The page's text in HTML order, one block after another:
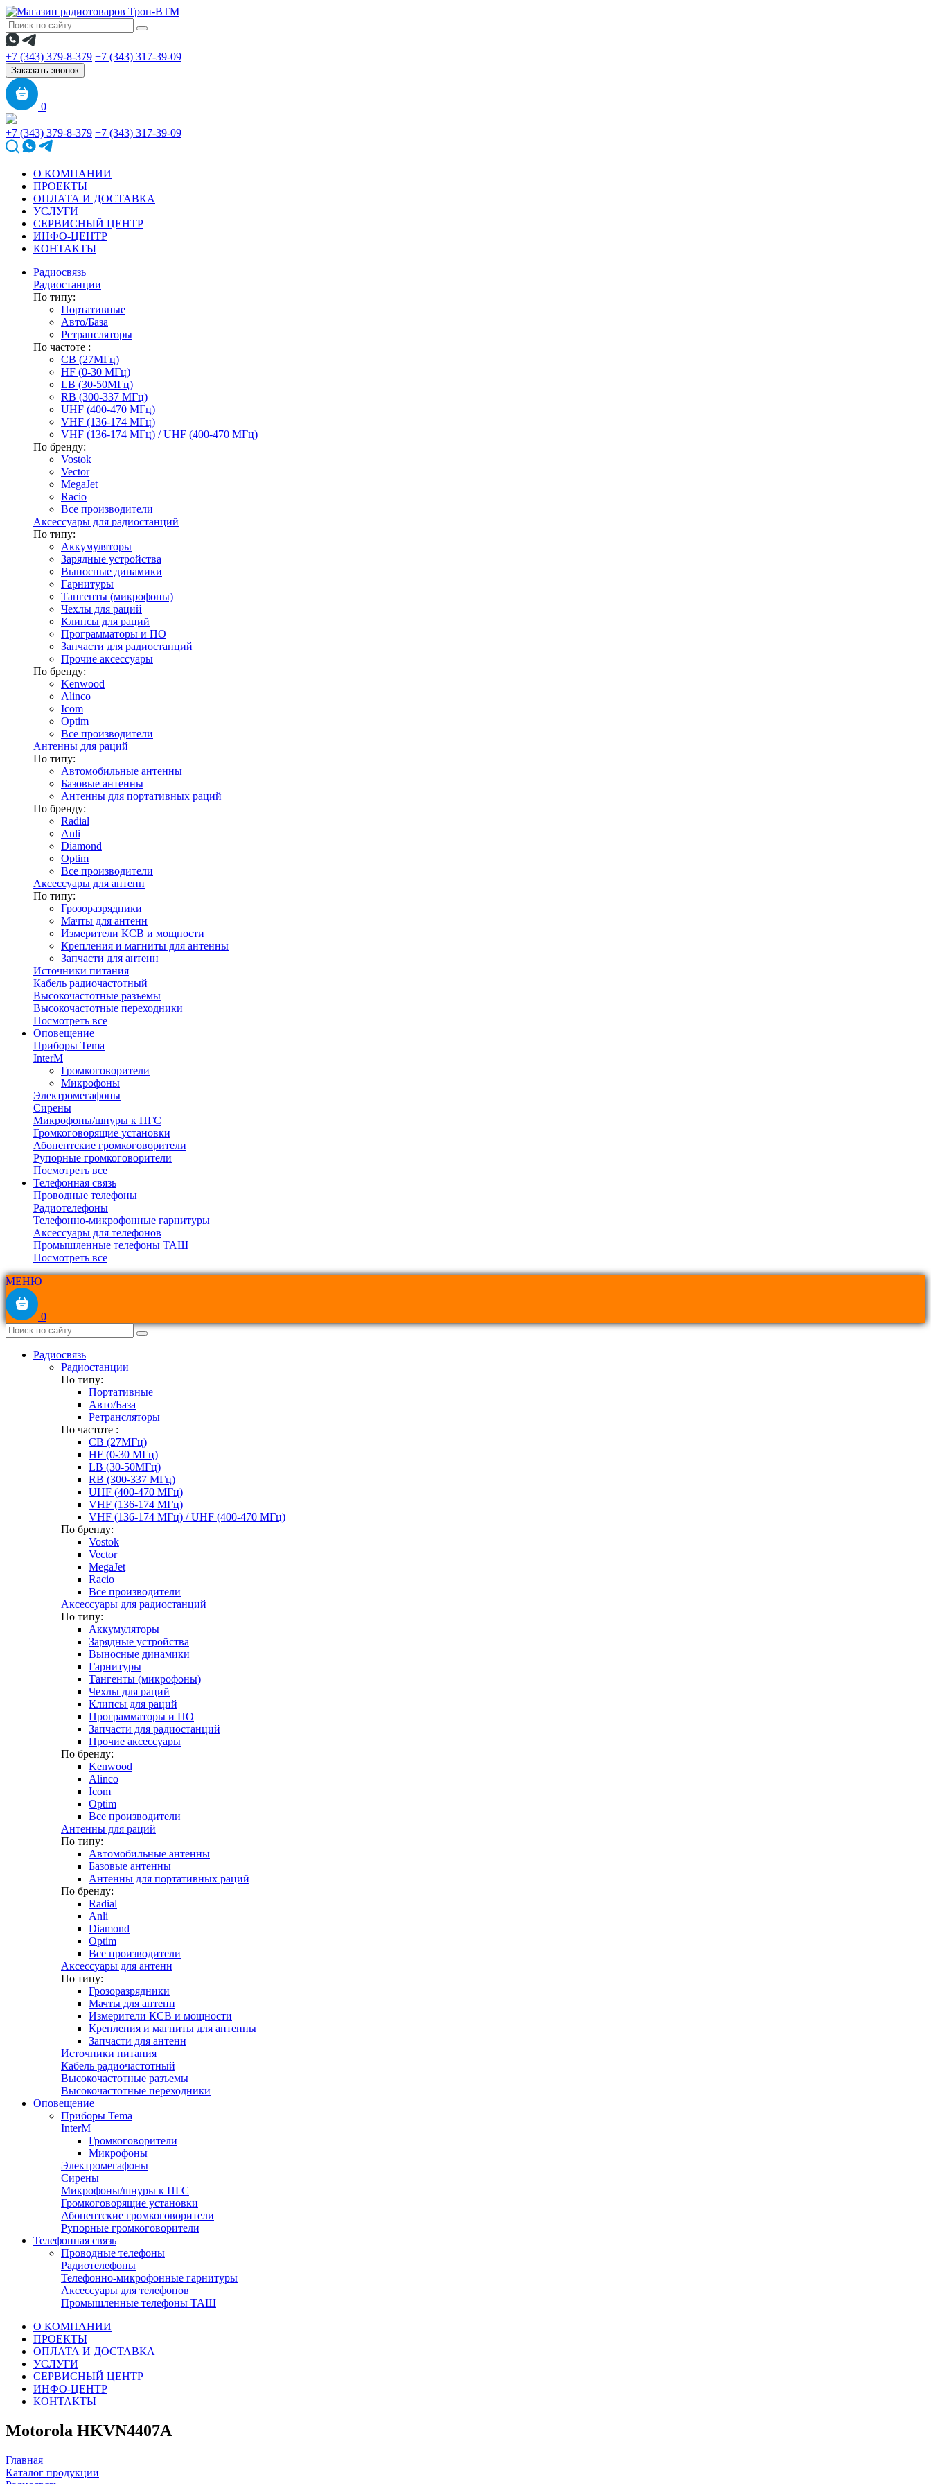
+7 (343) 379-8-379 +7 (343) 317-39-09
Заказать звонок
0
+7 (343) 379-8-379 +7 (343) 317-39-09
О КОМПАНИИ
ПРОЕКТЫ
ОПЛАТА И ДОСТАВКА
УСЛУГИ
СЕРВИСНЫЙ ЦЕНТР
ИНФО-ЦЕНТР
КОНТАКТЫ
Радиосвязь
Радиостанции
По типу:
Портативные
Авто/База
Ретрансляторы
По частоте :
CB (27МГц)
HF (0-30 МГц)
LB (30-50МГц)
RB (300-337 МГц)
UHF (400-470 МГц)
VHF (136-174 МГц)
VHF (136-174 МГц) / UHF (400-470 МГц)
По бренду:
Vostok
Vector
MegaJet
Racio
Все производители
Аксессуары для радиостанций
По типу:
Аккумуляторы
Зарядные устройства
Выносные динамики
Гарнитуры
Тангенты (микрофоны)
Чехлы для раций
Клипсы для раций
Программаторы и ПО
Запчасти для радиостанций
Прочие аксессуары
По бренду:
Kenwood
Alinco
Icom
Optim
Все производители
Антенны для раций
По типу:
Автомобильные антенны
Базовые антенны
Антенны для портативных раций
По бренду:
Radial
Anli
Diamond
Optim
Все производители
Аксессуары для антенн
По типу:
Грозоразрядники
Мачты для антенн
Измерители КСВ и мощности
Крепления и магниты для антенны
Запчасти для антенн
Источники питания
Кабель радиочастотный
Высокочастотные разъемы
Высокочастотные переходники
Посмотреть все
Оповещение
Приборы Tema
InterM
Громкоговорители
Микрофоны
Электромегафоны
Сирены
Микрофоны/шнуры к ПГС
Громкоговорящие установки
Абонентские громкоговорители
Рупорные громкоговорители
Посмотреть все
Телефонная связь
Проводные телефоны
Радиотелефоны
Телефонно-микрофонные гарнитуры
Аксессуары для телефонов
Промышленные телефоны ТАШ
Посмотреть все
МЕНЮ
0
Радиосвязь
Радиостанции
По типу:
Портативные
Авто/База
Ретрансляторы
По частоте :
CB (27МГц)
HF (0-30 МГц)
LB (30-50МГц)
RB (300-337 МГц)
UHF (400-470 МГц)
VHF (136-174 МГц)
VHF (136-174 МГц) / UHF (400-470 МГц)
По бренду:
Vostok
Vector
MegaJet
Racio
Все производители
Аксессуары для радиостанций
По типу:
Аккумуляторы
Зарядные устройства
Выносные динамики
Гарнитуры
Тангенты (микрофоны)
Чехлы для раций
Клипсы для раций
Программаторы и ПО
Запчасти для радиостанций
Прочие аксессуары
По бренду:
Kenwood
Alinco
Icom
Optim
Все производители
Антенны для раций
По типу:
Автомобильные антенны
Базовые антенны
Антенны для портативных раций
По бренду:
Radial
Anli
Diamond
Optim
Все производители
Аксессуары для антенн
По типу:
Грозоразрядники
Мачты для антенн
Измерители КСВ и мощности
Крепления и магниты для антенны
Запчасти для антенн
Источники питания
Кабель радиочастотный
Высокочастотные разъемы
Высокочастотные переходники
Оповещение
Приборы Tema
InterM
Громкоговорители
Микрофоны
Электромегафоны
Сирены
Микрофоны/шнуры к ПГС
Громкоговорящие установки
Абонентские громкоговорители
Рупорные громкоговорители
Телефонная связь
Проводные телефоны
Радиотелефоны
Телефонно-микрофонные гарнитуры
Аксессуары для телефонов
Промышленные телефоны ТАШ
О КОМПАНИИ
ПРОЕКТЫ
ОПЛАТА И ДОСТАВКА
УСЛУГИ
СЕРВИСНЫЙ ЦЕНТР
ИНФО-ЦЕНТР
КОНТАКТЫ
Motorola HKVN4407A
Главная
Каталог продукции